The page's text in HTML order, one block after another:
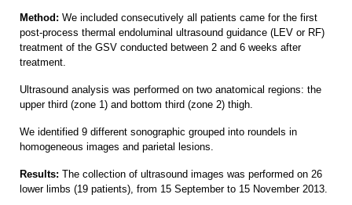
Method: We included consecutively all patients came for the first
post-process thermal endoluminal ultrasound guidance (LEV or RF)
treatment of the GSV conducted between 2 and 6 weeks after
treatment.
Ultrasound analysis was performed on two anatomical regions: the
upper third (zone 1) and bottom third (zone 2) thigh.
We identified 9 different sonographic grouped into roundels in
homogeneous images and parietal lesions.
Results: The collection of ultrasound images was performed on 26
lower limbs (19 patients), from 15 September to 15 November 2013.